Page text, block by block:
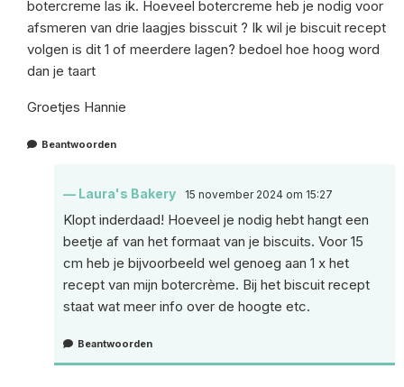
botercreme las ik. Hoeveel botercreme heb je nodig voor
afsmeren van drie laagjes bisscuit ? Ik wil je biscuit recept
volgen is dit 1 of meerdere lagen? bedoel hoe hoog word
dan je taart
Groetjes Hannie
Beantwoorden
Laura's Bakery 15 november 2024 om 15:27
Klopt inderdaad! Hoeveel je nodig hebt hangt een
beetje af van het formaat van je biscuits. Voor 15
cm heb je bijvoorbeeld wel genoeg aan 1 x het
recept van mijn botercrème. Bij het biscuit recept
staat wat meer info over de hoogte etc.
Beantwoorden